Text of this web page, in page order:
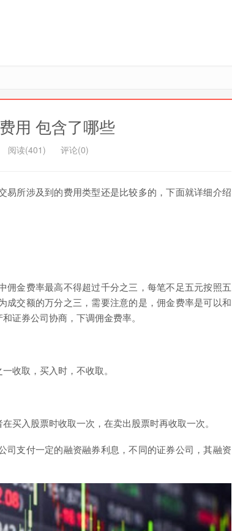
用 包含了哪些
阅读(401) 评论(0)
所涉及到的费用类型还是比较多的，下面就详细介绍
金费率最高不得超过千分之三，每笔不足五元按照五
交额的万分之三，需要注意的是，佣金费率是可以和
证券公司协商，下调佣金费率。
收取，买入时，不收取。
买入股票时收取一次，在卖出股票时再收取一次。
支付一定的融资融券利息，不同的证券公司，其融资